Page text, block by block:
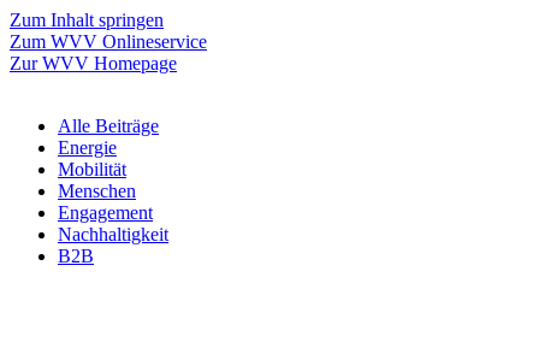
Zum Inhalt springen
Zum WVV Onlineservice
Zur WVV Homepage
Alle Beiträge
Energie
Mobilität
Menschen
Engagement
Nachhaltigkeit
B2B